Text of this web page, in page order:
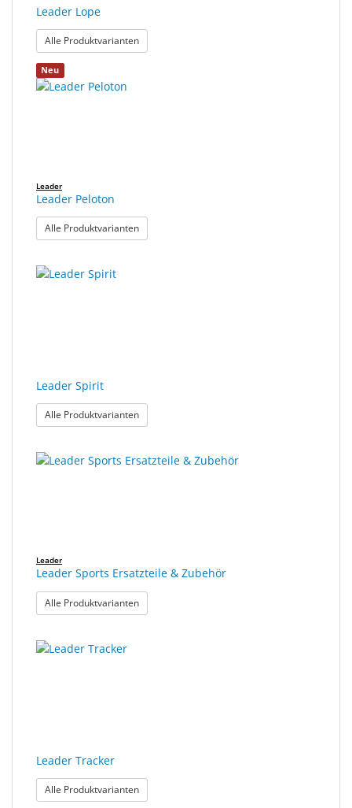
Leader Lope
Alle Produktvarianten: Leader Lope
Neu
Leader
Leader Peloton
Alle Produktvarianten: Leader Peloton
Leader Spirit
Alle Produktvarianten: Leader Spirit
Leader
Leader Sports Ersatzteile & Zubehör
Alle Produktvarianten: Leader Sports Ersatzteile & Zubehör
Leader Tracker
Alle Produktvarianten: Leader Tracker